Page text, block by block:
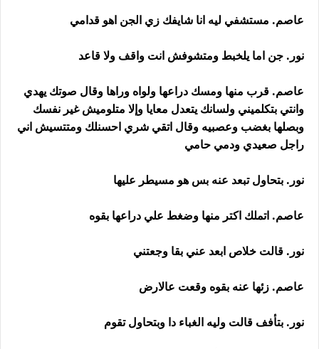
عاصم. مستشفي ليه انا شايفك زي الجن اهو قدامي
نور. جن اما يلخبط ومتشوفش انت واقف ولا قاعد
عاصم. قرب منها ومسك دراعها ولواه وراها وقال صوتك يهدي
وانتي بتكلميني ولسانك يتعدل معايا وإلا متلوميش غير نفسك
وبصلها بغضب وعصبيه وقال اتقي شري احسنلك ومتتسيش اني
راجل صعيدي ودمي حامي
نور. بتحاول تبعد عنه بس هو مسيطر عليها
عاصم. اتملك اكتر منها وضغط علي دراعها بقوه
نور. قالت خلاص ابعد عني بقا وجعتني
عاصم. زئها عنه بقوه وقعت عالارض
نور. بتأفف قالت وليه الغباء دا وبتحاول تقوم